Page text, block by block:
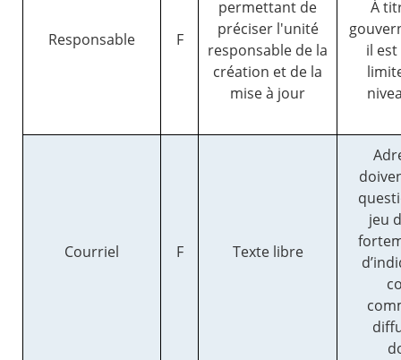
Responsable F
permettant de
préciser l'unité
responsable de la
création et de la
mise à jour
À
il
Courriel F Texte libre
jeu